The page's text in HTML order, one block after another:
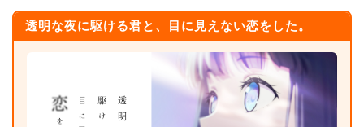
透明な夜に駆ける君と、目に見えない恋をした。